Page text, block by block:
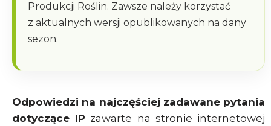
Produkcji Roślin. Zawsze należy korzystać
z aktualnych wersji opublikowanych na dany
sezon.
Odpowiedzi na najczęściej zadawane pytania
dotyczące IP zawarte na stronie internetowej